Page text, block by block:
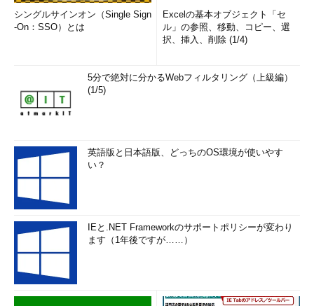
シングルサインオン（Single Sign
-On：SSO）とは
Excelの基本オブジェクト「セ
ル」の参照、移動、コピー、選
択、挿入、削除 (1/4)
5分で絶対に分かるWebフィルタリング（上級編）
(1/5)
英語版と日本語版、どっちのOS環境が使いやす
い？
IEと.NET Frameworkのサポートポリシーが変わり
ます（1年後ですが……）